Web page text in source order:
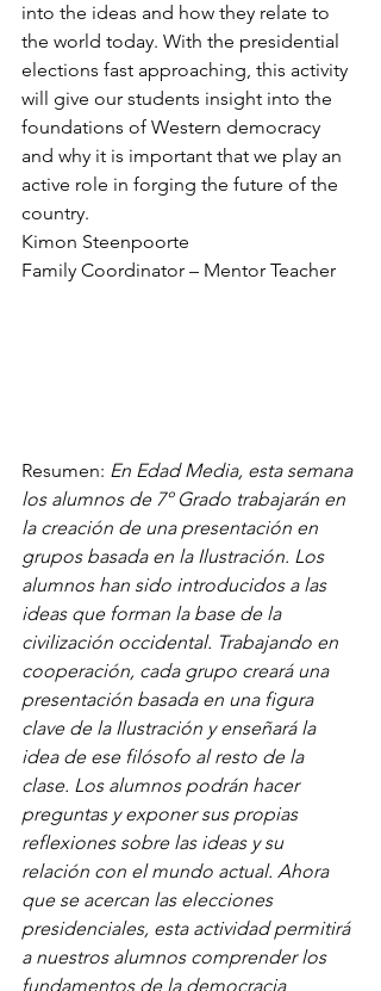
into the ideas and how they relate to
the world today. With the presidential
elections fast approaching, this activity
will give our students insight into the
foundations of Western democracy
and why it is important that we play an
active role in forging the future of the
country.
Kimon Steenpoorte
Family Coordinator – Mentor Teacher
Resumen: En Edad Media, esta semana
los alumnos de 7º Grado trabajarán en
la creación de una presentación en
grupos basada en la Ilustración. Los
alumnos han sido introducidos a las
ideas que forman la base de la
civilización occidental. Trabajando en
cooperación, cada grupo creará una
presentación basada en una figura
clave de la Ilustración y enseñará la
idea de ese filósofo al resto de la
clase. Los alumnos podrán hacer
preguntas y exponer sus propias
reflexiones sobre las ideas y su
relación con el mundo actual. Ahora
que se acercan las elecciones
presidenciales, esta actividad permitirá
a nuestros alumnos comprender los
fundamentos de la democracia